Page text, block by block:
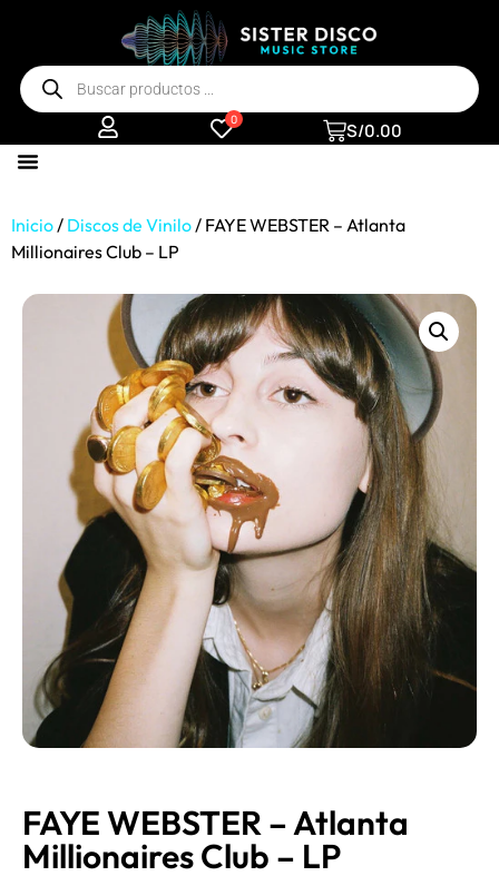
0 S/0.00
Inicio/ Discos de Vinilo/ FAYE WEBSTER – Atlanta
Millionaires Club – LP
FAYE WEBSTER – Atlanta
Millionaires Club – LP